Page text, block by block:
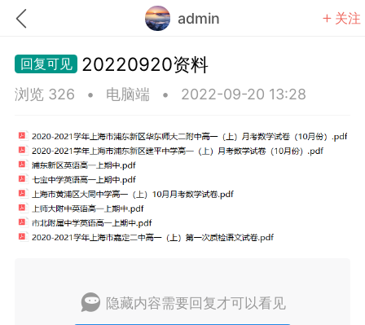
admin 关注
题库 赚题库券 充值
赚金币和题库券
加入上海学习交流群，资料免费领
20220920资料
浏览 326 • 电脑端 • 2022-09-20 13:28
隐藏内容需要回复才可以看见